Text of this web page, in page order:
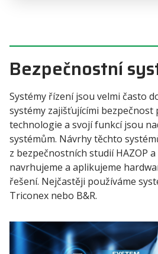
Bezpečnostní
Systémy řízení jsou velmi často
systémy zajišťujícími bezpečnost
technologie a svojí funkcí jsou
systémům. Návrhy těchto
z bezpečnostních studií HAZOP
navrhujeme a aplikujeme
řešení. Nejčastěji používáme
Triconex nebo B&R.